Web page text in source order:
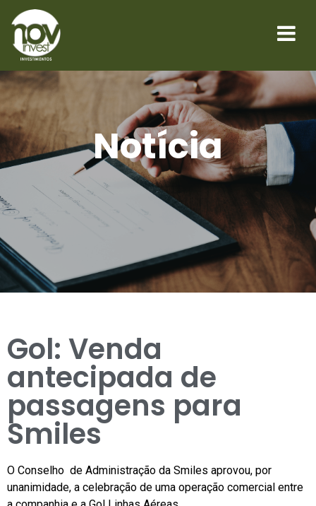
Notícia
Gol: Venda
antecipada de
passagens para
Smiles
O Conselho de Administração da Smiles aprovou, por
unanimidade, a celebração de uma operação comercial entre